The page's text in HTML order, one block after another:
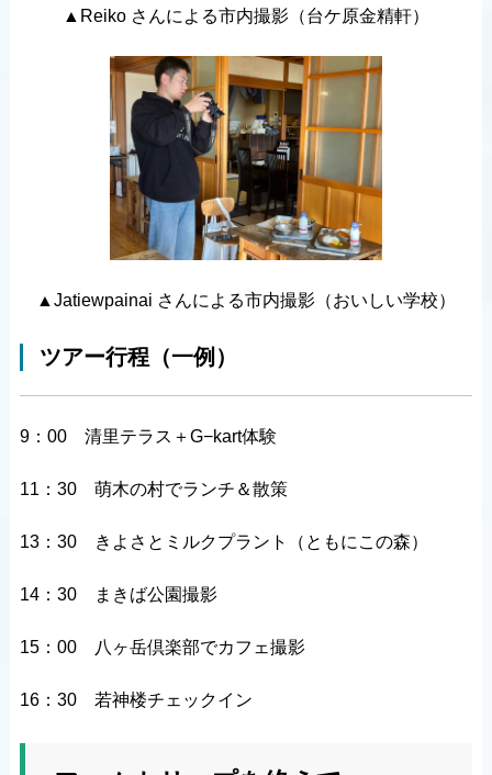
▲Reiko さんによる市内撮影（台ケ原金精軒）
▲Jatiewpainai さんによる市内撮影（おいしい学校）
ツアー行程（一例）
9：00 清里テラス＋G−kart体験
11：30 萌木の村でランチ＆散策
13：30 きよさとミルクプラント（ともにこの森）
14：30 まきば公園撮影
15：00 八ヶ岳倶楽部でカフェ撮影
16：30 若神楼チェックイン